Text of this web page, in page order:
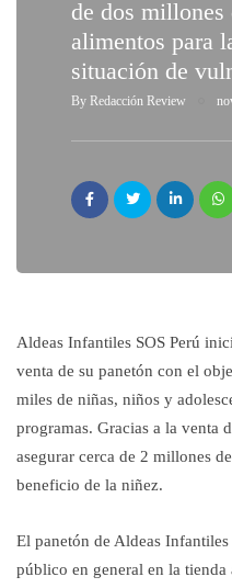
de dos millones
alimentos para
situación de
By Redacción Review
Aldeas Infantiles SOS Perú
venta de su panetón con el
miles de niñas, niños y
programas. Gracias a la venta
asegurar cerca de 2 millones
beneficio de la niñez.
El panetón de Aldeas
público en general en la